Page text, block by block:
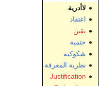
لاأدرية
اعتقاد
يقين
حتمية
شكوكية
نظرية المعرفة
Justification